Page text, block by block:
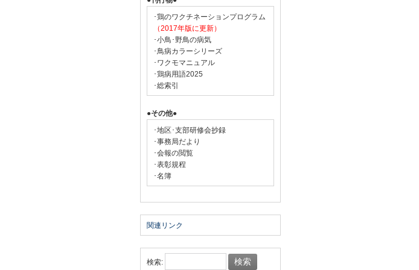
･鶏のワクチネーションプログラム
（2017年版に更新）
･小鳥･野鳥の病気
･鳥病カラーシリーズ
･ワクモマニュアル
･鶏病用語2025
･総索引
●その他●
･地区･支部研修会抄録
･事務局だより
･会報の閲覧
･表彰規程
･名簿
関連リンク
検索: